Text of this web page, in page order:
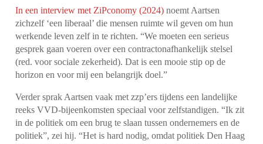
In een interview met ZiPconomy (2024) noemt Aartsen
zichzelf ‘een liberaal’ die mensen ruimte wil geven om hun
werkende leven zelf in te richten. “We moeten een serieus
gesprek gaan voeren over een contractonafhankelijk stelsel
(red. voor sociale zekerheid). Dat is een mooie stip op de
horizon en voor mij een belangrijk doel.”
Verder sprak Aartsen vaak met zzp’ers tijdens een landelijke
reeks VVD-bijeenkomsten speciaal voor zelfstandigen. “Ik zit
in de politiek om een brug te slaan tussen ondernemers en de
politiek”, zei hij. “Het is hard nodig, omdat politiek Den Haag